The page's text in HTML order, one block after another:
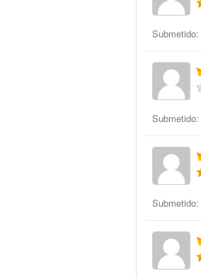
Submetido:
Submetido:
Submetido: